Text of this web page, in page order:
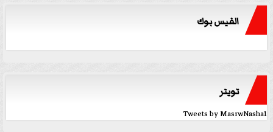
الفيس بوك
تويتر
Tweets by MasrwNasha1